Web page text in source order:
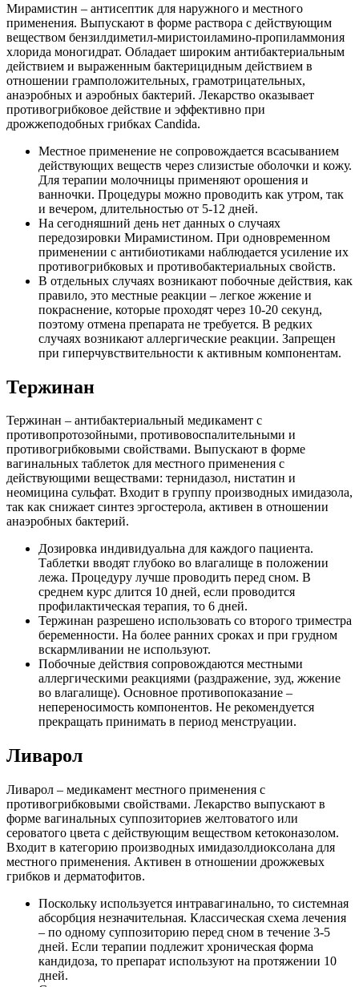
Мирамистин – антисептик для наружного и местного
применения. Выпускают в форме раствора с действующим
веществом бензилдиметил-миристоиламино-пропиламмония
хлорида моногидрат. Обладает широким антибактериальным
действием и выраженным бактерицидным действием в
отношении грамположительных, грамотрицательных,
анаэробных и аэробных бактерий. Лекарство оказывает
противогрибковое действие и эффективно при
дрожжеподобных грибках Candida.
Местное применение не сопровождается всасыванием
действующих веществ через слизистые оболочки и кожу.
Для терапии молочницы применяют орошения и
ванночки. Процедуры можно проводить как утром, так
и вечером, длительностью от 5-12 дней.
На сегодняшний день нет данных о случаях
передозировки Мирамистином. При одновременном
применении с антибиотиками наблюдается усиление их
противогрибковых и противобактериальных свойств.
В отдельных случаях возникают побочные действия, как
правило, это местные реакции – легкое жжение и
покраснение, которые проходят через 10-20 секунд,
поэтому отмена препарата не требуется. В редких
случаях возникают аллергические реакции. Запрещен
при гиперчувствительности к активным компонентам.
Тержинан
Тержинан – антибактериальный медикамент с
противопротозойными, противовоспалительными и
противогрибковыми свойствами. Выпускают в форме
вагинальных таблеток для местного применения с
действующими веществами: тернидазол, нистатин и
неомицина сульфат. Входит в группу производных имидазола,
так как снижает синтез эргостерола, активен в отношении
анаэробных бактерий.
Дозировка индивидуальна для каждого пациента.
Таблетки вводят глубоко во влагалище в положении
лежа. Процедуру лучше проводить перед сном. В
среднем курс длится 10 дней, если проводится
профилактическая терапия, то 6 дней.
Тержинан разрешено использовать со второго триместра
беременности. На более ранних сроках и при грудном
вскармливании не используют.
Побочные действия сопровождаются местными
аллергическими реакциями (раздражение, зуд, жжение
во влагалище). Основное противопоказание –
непереносимость компонентов. Не рекомендуется
прекращать принимать в период менструации.
Ливарол
Ливарол – медикамент местного применения с
противогрибковыми свойствами. Лекарство выпускают в
форме вагинальных суппозиториев желтоватого или
сероватого цвета с действующим веществом кетоконазолом.
Входит в категорию производных имидазолдиоксолана для
местного применения. Активен в отношении дрожжевых
грибков и дерматофитов.
Поскольку используется интравагинально, то системная
абсорбция незначительная. Классическая схема лечения
– по одному суппозиторию перед сном в течение 3-5
дней. Если терапии подлежит хроническая форма
кандидоза, то препарат используют на протяжении 10
дней.